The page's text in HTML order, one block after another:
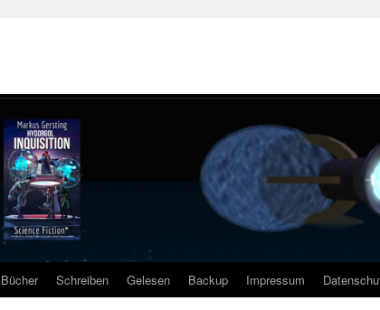
Schreiben Gelesen Backup Impressum